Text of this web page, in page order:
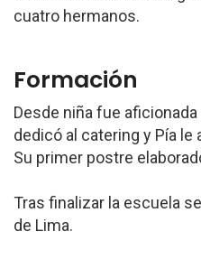
cuatro hermanos.
Formación
Desde niña fue
dedicó al catering y Pía
Su primer postre
Tras finalizar la escuela
de Lima.